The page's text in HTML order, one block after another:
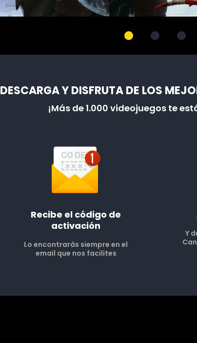
DESCARGA Y DISFRUTA DE LOS
¡Más de 1.000 videojuegos te
Recibe el código de
activación
Lo encontrarás siempre en el
email que nos facilites
Y